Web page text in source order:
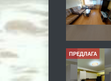
ПРЕДЛАГА